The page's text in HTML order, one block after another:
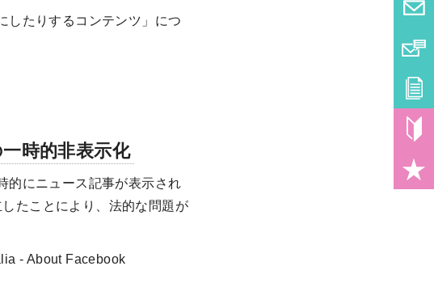
したりするコンテンツ」につ
時的非表示化
的にニュース記事が表示され
たことにより、法的な問題が
- About Facebook